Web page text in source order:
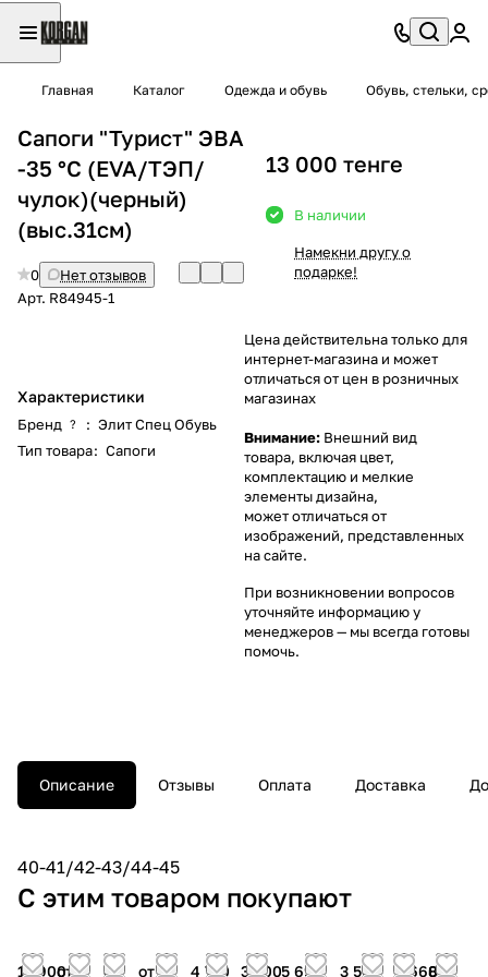
Главная Каталог Одежда и обувь Обувь, стельки,
Сапоги "Турист" ЭВА
-35 °C (EVA/ТЭП/
чулок)(черный)
(выс.31см)
0
Нет отзывов
Арт. R84945-1
Характеристики
Бренд ? : Элит Спец Обувь
Тип товара: Сапоги
13 000 тенге
В наличии
Намекни другу о
подарке!
Цена действительна только для
интернет-магазина и может
отличаться от цен в розничных
магазинах
Внимание: Внешний вид
товара, включая цвет,
комплектацию и мелкие
элементы дизайна,
может отличаться от
изображений, представленных
на сайте.
При возникновении вопросов
уточняйте информацию у
менеджеров— мы всегда готовы
помочь.
Описание Отзывы Оплата Доставка
40-41/42-43/44-45
С этим товаром покупают
11 900от
от
от
4 770
3 5005 690
3 500
1 660832